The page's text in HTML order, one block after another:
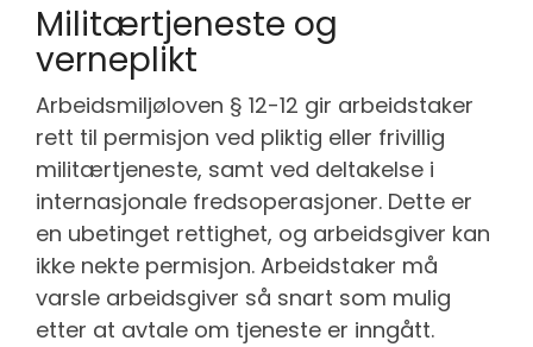
Militærtjeneste og
verneplikt
Arbeidsmiljøloven § 12-12 gir arbeidstaker
rett til permisjon ved pliktig eller frivillig
militærtjeneste, samt ved deltakelse i
internasjonale fredsoperasjoner. Dette er
en ubetinget rettighet, og arbeidsgiver kan
ikke nekte permisjon. Arbeidstaker må
varsle arbeidsgiver så snart som mulig
etter at avtale om tjeneste er inngått.